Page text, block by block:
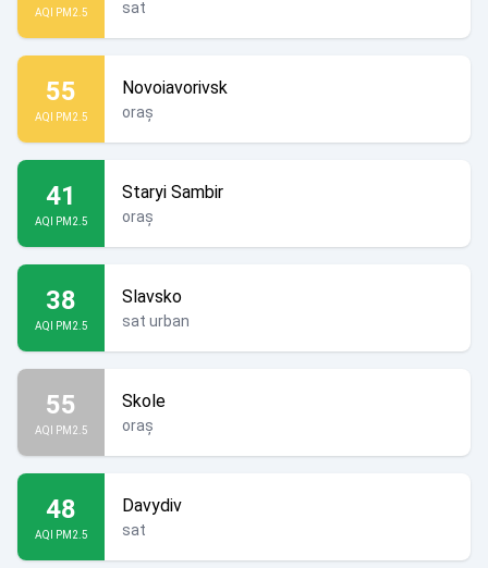
AQI PM2.5 sat
55
AQI PM2.5
Novoiavorivsk
oraș
41
AQI PM2.5
Staryi Sambir
oraș
38
AQI PM2.5
Slavsko
sat urban
55
AQI PM2.5
Skole
oraș
48
AQI PM2.5
Davydiv
sat